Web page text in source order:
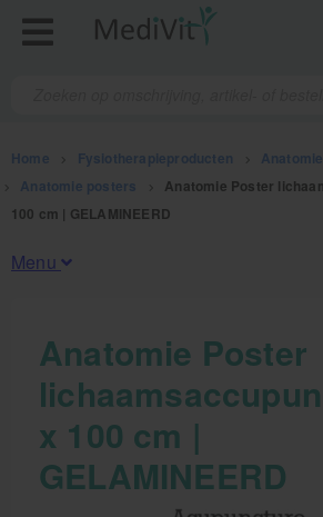
Home Fysiotherapieproducten
Anatomie posters
Anatomie Poster
100 cm | GELAMINEERD
Menu
Fysiotherapieproducten
Oefentherapie
Koude en warmte therapie
Anatomie posters en skeletten
Meten en testen
Anatomie Poster
x 100 cm |
GELAMINEERD